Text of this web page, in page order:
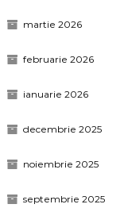
martie 2026
februarie 2026
ianuarie 2026
decembrie 2025
noiembrie 2025
septembrie 2025